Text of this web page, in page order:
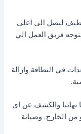
لنصل الي اعلى
فريق العمل الي
في النظافة وازالة
نهائيا والكشف عن اي
من الخارج. وصيانة